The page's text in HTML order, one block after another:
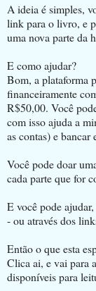
A ideia é simples,
link para o livro, e
uma nova parte da
E como ajudar?
Bom, a plataforma
financeiramente
R$50,00. Você
com isso ajuda a
as contas) e bancar
Você pode doar
cada parte que for
E você pode
- ou através dos
Então o que esta
Clica ai, e vai para
disponíveis para